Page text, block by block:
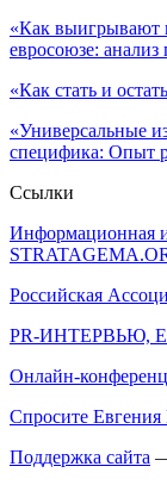
«Как
евросоюзе:
«Как стать и
«Универсальные
специфика: Опыт
Ссылки
Информационная
Российская
PR-ИНТЕРВЬЮ,
Онлайн-
Спросите
Поддержка сайта